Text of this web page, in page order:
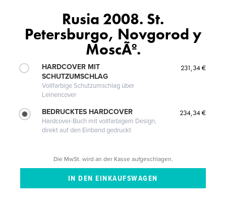
Rusia 2008. St.
Petersburgo, Novgorod y
MoscÃº.
HARDCOVER MIT
SCHUTZUMSCHLAG
Vollfarbige Schutzumschlag über
Leinencover
231,34 €
BEDRUCKTES HARDCOVER
Hardcover-Buch mit vollfarbigem Design,
direkt auf den Einband gedruckt
234,34 €
Die MwSt. wird an der Kasse aufgeschlagen.